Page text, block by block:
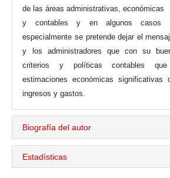
de las áreas administrativas, económicas
y contables y en algunos casos
especialmente se pretende dejar el
y los administradores que con su
criterios y políticas contables que
estimaciones económicas significativas
ingresos y gastos.
Biografía del autor
Estadísticas